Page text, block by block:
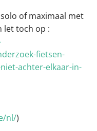
of maximaal met
let toch op :
fietsen-
achter-elkaar-in-
nl/)